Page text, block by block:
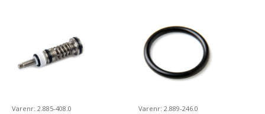
Varenr: 2.885-408.0 Varenr: 2.889-246.0